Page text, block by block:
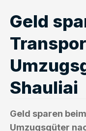
Geld
Shauliai
Geld sparen
Umzugsgüter